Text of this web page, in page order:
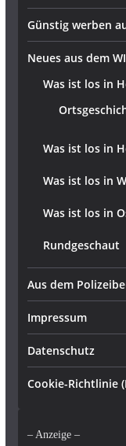
Günstig werben
Neues aus dem
Was ist los in
Was ist los in
Was ist los in
Was ist los in
Rundgeschaut
Aus dem
Impressum
Datenschutz
Cookie-Richtlinie
– Anzeige –